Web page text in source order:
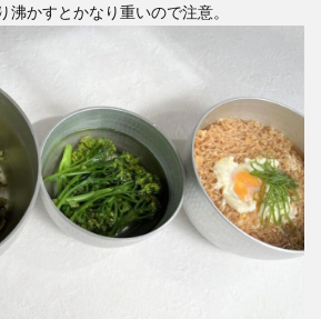
沸かすとかなり重いので注意。